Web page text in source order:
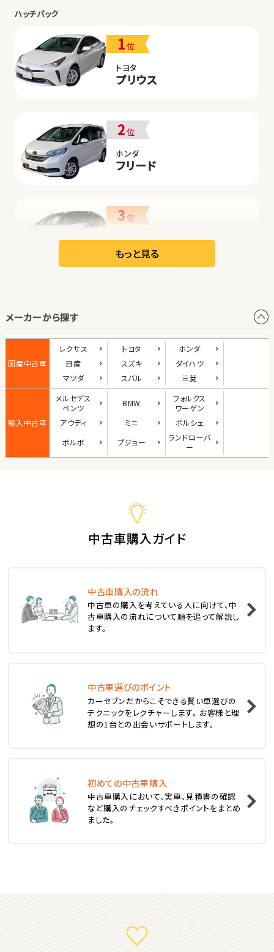
ハッチバック
1位
トヨタ
プリウス
2位
ホンダ
フリード
3位
日産
リーフ
1位
ダイハツ
コペン
2
ロードスター
ホンダ
S660
1位
2位
スバル
レガシィツーリングワゴン
3位
トヨタ
カローラフィールダー
もっと見る
メーカーから探す
国産中古車
レクサス トヨタ
ホンダ
日産
スズキ
ダイハツ
マツダ
スバル 三菱
輸入中古車
メルセデス
ベンツ
BMW
フォルクス
ワーゲン
アウディ
ミニ
ポルシェ
ボルボ
プジョー ランドローバ
ー
中古車購入ガイド
中古車購入の流れ
中古車の購入を考えている人に向けて、中
古車購入の流れについて順を追って解説し
ます。
中古車選びのポイント
カーセブンだからこそできる賢い車選びの
テクニックをレクチャーします。 お客様と理
想の1台との出会いサポートします。
初めての中古車購入
中古車購入において、実車、見積書の確認
など購入のチェックすべきポイントをまとめ
ました。